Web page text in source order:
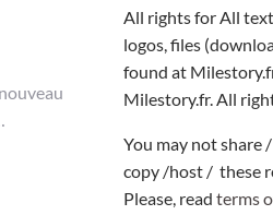
All rights for All
logos, files
found at
Milestory.fr. All
You may not share
copy /host / these
Please, read terms